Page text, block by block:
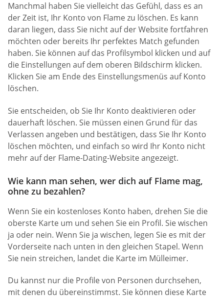
Manchmal haben Sie vielleicht das Gefühl, dass es an
der Zeit ist, Ihr Konto von Flame zu löschen. Es kann
daran liegen, dass Sie nicht auf der Website fortfahren
möchten oder bereits Ihr perfektes Match gefunden
haben. Sie können auf das Profilsymbol klicken und auf
die Einstellungen auf dem oberen Bildschirm klicken.
Klicken Sie am Ende des Einstellungsmenüs auf Konto
löschen.
Sie entscheiden, ob Sie Ihr Konto deaktivieren oder
dauerhaft löschen. Sie müssen einen Grund für das
Verlassen angeben und bestätigen, dass Sie Ihr Konto
löschen möchten, und einfach so wird Ihr Konto nicht
mehr auf der Flame-Dating-Website angezeigt.
Wie kann man sehen, wer dich auf Flame mag,
ohne zu bezahlen?
Wenn Sie ein kostenloses Konto haben, drehen Sie die
oberste Karte um und sehen Sie ein Profil. Sie wischen
ja oder nein. Wenn Sie ja wischen, legen Sie es mit der
Vorderseite nach unten in den gleichen Stapel. Wenn
Sie nein streichen, landet die Karte im Mülleimer.
Du kannst nur die Profile von Personen durchsehen,
mit denen du übereinstimmst. Sie können diese Karte